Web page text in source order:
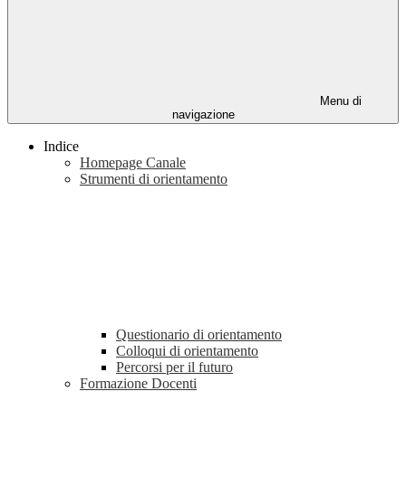
Menu di
navigazione
Indice
Homepage Canale
Strumenti di orientamento
Questionario di orientamento
Colloqui di orientamento
Percorsi per il futuro
Formazione Docenti